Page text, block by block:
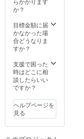
か？
目標金額に届
かなかった場
合どうなりま
すか？
支援で困った
時はどこに相
談したらいい
ですか？
ヘルプページを
見る